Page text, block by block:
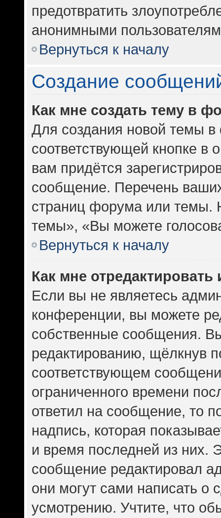
предотвратить
анонимными
Вернуться к началу
Создание
Как мне создать тему в
Для создания новой темы
соответствующей кнопке
вам придётся
сообщение. Перечень
страниц форума или темы.
темы», «Вы можете
Вернуться к началу
Как мне
Если вы не являетесь
конференции, вы можете
собственные сообщения.
редактированию, щёлкнув
соответствующем
ограниченного времени
ответил на сообщение, то
надпись, которая
и время последней из них.
сообщение редактировал
они могут сами написать о
усмотрению. Учтите, что